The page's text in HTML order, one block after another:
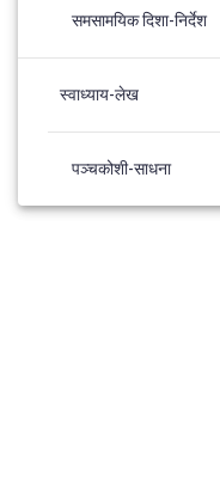
समसामयिक दिशा-निर्देश
स्वाध्याय-लेख
पञ्चकोशी-साधना